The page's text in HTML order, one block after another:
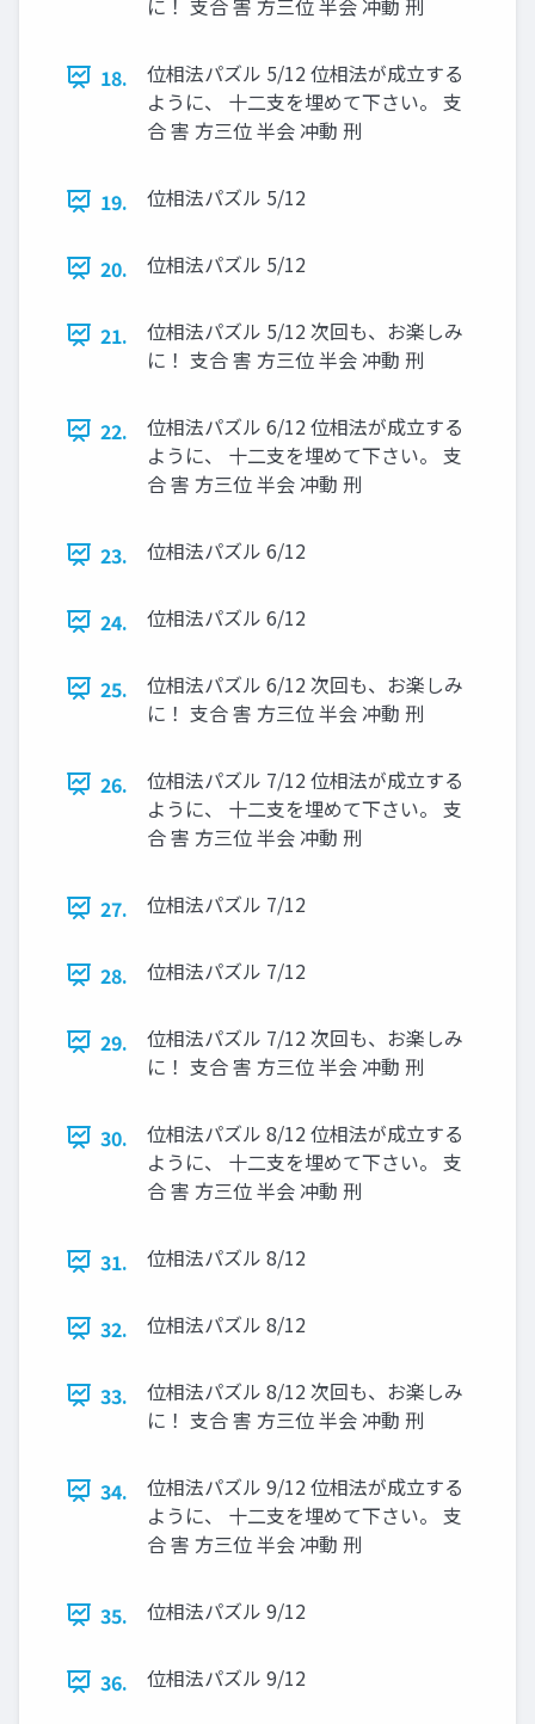
に！ 支合 害 方三位 半会 冲動 刑
18.
位相法パズル 5/12 位相法が成立する
ように、 十二支を埋めて下さい。 支
合 害 方三位 半会 冲動 刑
19. 位相法パズル 5/12
20. 位相法パズル 5/12
21.
位相法パズル 5/12 次回も、お楽しみ
に！ 支合 害 方三位 半会 冲動 刑
22.
位相法パズル 6/12 位相法が成立する
ように、 十二支を埋めて下さい。 支
合 害 方三位 半会 冲動 刑
23. 位相法パズル 6/12
24. 位相法パズル 6/12
25.
位相法パズル 6/12 次回も、お楽しみ
に！ 支合 害 方三位 半会 冲動 刑
26.
位相法パズル 7/12 位相法が成立する
ように、 十二支を埋めて下さい。 支
合 害 方三位 半会 冲動 刑
27. 位相法パズル 7/12
28. 位相法パズル 7/12
29.
位相法パズル 7/12 次回も、お楽しみ
に！ 支合 害 方三位 半会 冲動 刑
30.
位相法パズル 8/12 位相法が成立する
ように、 十二支を埋めて下さい。 支
合 害 方三位 半会 冲動 刑
31. 位相法パズル 8/12
32. 位相法パズル 8/12
33.
位相法パズル 8/12 次回も、お楽しみ
に！ 支合 害 方三位 半会 冲動 刑
34.
位相法パズル 9/12 位相法が成立する
ように、 十二支を埋めて下さい。 支
合 害 方三位 半会 冲動 刑
35. 位相法パズル 9/12
36. 位相法パズル 9/12